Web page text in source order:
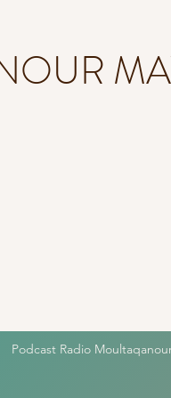
Podcast Radio